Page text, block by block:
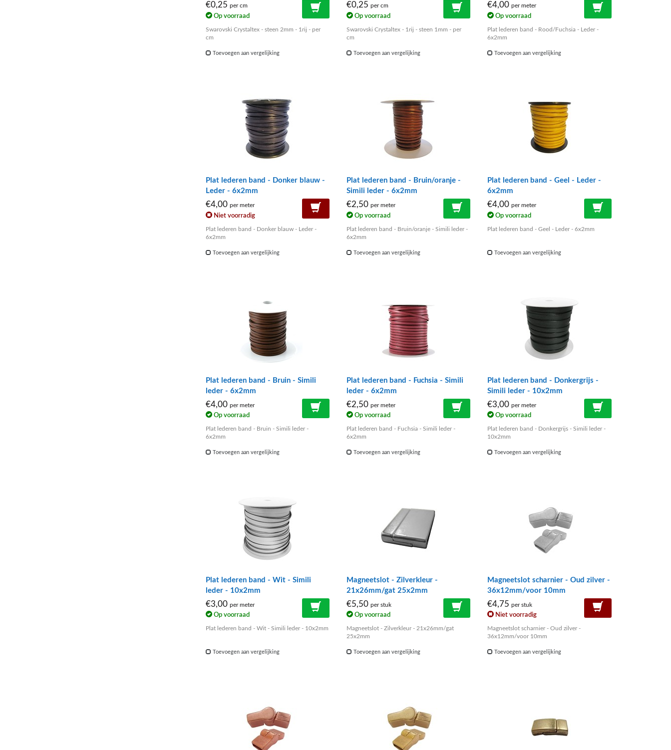
€0,25 per cm
Op voorraad
Swarovski Crystaltex - steen 2mm - 1rij - per
cm
Toevoegen aan vergelijking
€0,25 per cm
Op voorraad
Swarovski Crystaltex - 1rij - steen 1mm - per
cm
Toevoegen aan vergelijking
€4,00per meter
Op voorraad
Plat lederen band - Rood/Fuchsia - Leder -
6x2mm
Toevoegen aan vergelijking
Plat lederen band - Donker blauw -
Leder - 6x2mm
€4,00 per meter
Niet voorradig
Plat lederen band - Donker blauw - Leder -
6x2mm
Toevoegen aan vergelijking
Plat lederen band - Bruin/oranje -
Simili leder - 6x2mm
€2,50 per meter
Op voorraad
Plat lederen band - Bruin/oranje - Simili leder -
6x2mm
Toevoegen aan vergelijking
Plat lederen band - Geel - Leder -
6x2mm
€4,00per meter
Op voorraad
Plat lederen band - Geel - Leder - 6x2mm
Toevoegen aan vergelijking
Plat lederen band - Bruin - Simili
leder - 6x2mm
€4,00 per meter
Op voorraad
Plat lederen band - Bruin - Simili leder -
6x2mm
Toevoegen aan vergelijking
Plat lederen band - Fuchsia - Simili
leder - 6x2mm
€2,50 per meter
Op voorraad
Plat lederen band - Fuchsia - Simili leder -
6x2mm
Toevoegen aan vergelijking
Plat lederen band - Donkergrijs -
Simili leder - 10x2mm
€3,00per meter
Op voorraad
Plat lederen band - Donkergrijs - Simili leder -
10x2mm
Toevoegen aan vergelijking
Plat lederen band - Wit - Simili
leder - 10x2mm
€3,00 per meter
Op voorraad
Plat lederen band - Wit - Simili leder - 10x2mm
Toevoegen aan vergelijking
Magneetslot - Zilverkleur -
21x26mm/gat 25x2mm
€5,50 per stuk
Op voorraad
Magneetslot - Zilverkleur - 21x26mm/gat
25x2mm
Toevoegen aan vergelijking
Magneetslot scharnier - Oud zilver -
36x12mm/voor 10mm
€4,75per stuk
Niet voorradig
Magneetslot scharnier - Oud zilver -
36x12mm/voor 10mm
Toevoegen aan vergelijking